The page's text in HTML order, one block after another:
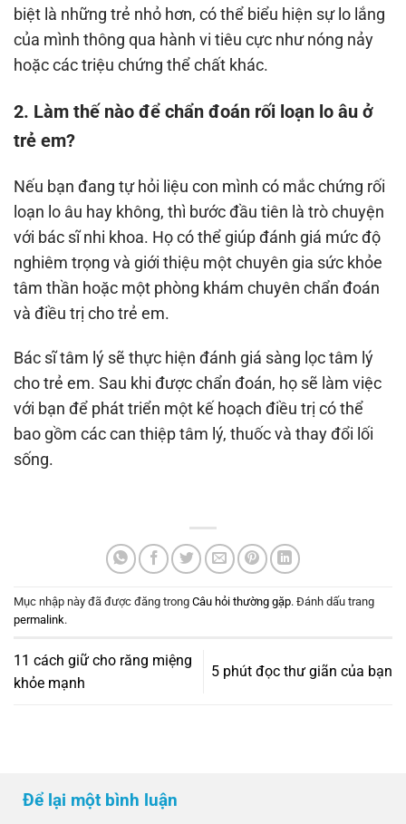
biệt là những trẻ nhỏ hơn, có thể biểu hiện sự lo lắng
của mình thông qua hành vi tiêu cực như nóng nảy
hoặc các triệu chứng thể chất khác.
2. Làm thế nào để chẩn đoán rối loạn lo âu ở
trẻ em?
Nếu bạn đang tự hỏi liệu con mình có mắc chứng rối
loạn lo âu hay không, thì bước đầu tiên là trò chuyện
với bác sĩ nhi khoa. Họ có thể giúp đánh giá mức độ
nghiêm trọng và giới thiệu một chuyên gia sức khỏe
tâm thần hoặc một phòng khám chuyên chẩn đoán
và điều trị cho trẻ em.
Bác sĩ tâm lý sẽ thực hiện đánh giá sàng lọc tâm lý
cho trẻ em. Sau khi được chẩn đoán, họ sẽ làm việc
với bạn để phát triển một kế hoạch điều trị có thể
bao gồm các can thiệp tâm lý, thuốc và thay đổi lối
sống.
Mục nhập này đã được đăng trong Câu hỏi thường gặp. Đánh dấu trang
permalink.
11 cách giữ cho răng miệng
khỏe mạnh
5 phút đọc thư giãn của bạn
Để lại một bình luận